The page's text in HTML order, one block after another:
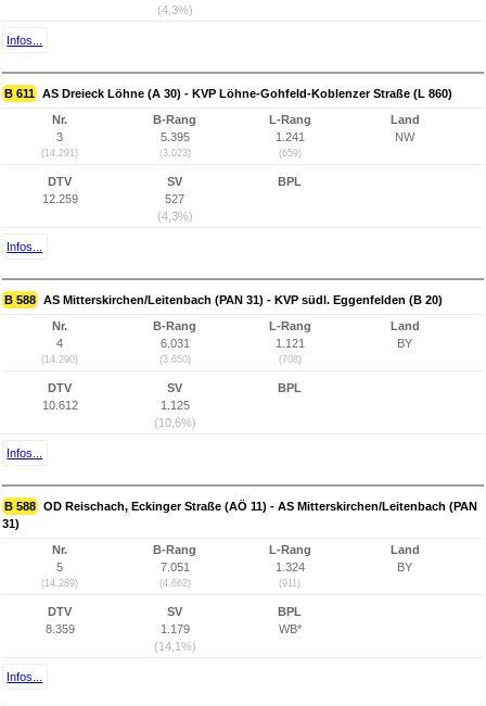
(4,3%)
Infos...
B 611 AS Dreieck Löhne (A 30) - KVP Löhne-Gohfeld-Koblenzer Straße (L 860)
Nr.
3
(14.291)
B-Rang
5.395
(3.023)
L-Rang
1.241
(659)
Land
NW
DTV
12.259
SV
527
(4,3%)
BPL
Infos...
B 588 AS Mitterskirchen/Leitenbach (PAN 31) - KVP südl. Eggenfelden (B 20)
Nr.
4
(14.290)
B-Rang
6.031
(3.650)
L-Rang
1.121
(708)
Land
BY
DTV
10.612
SV
1.125
(10,6%)
BPL
Infos...
B 588 OD Reischach, Eckinger Straße (AÖ 11) - AS Mitterskirchen/Leitenbach (PAN
31)
Nr.
5
(14.289)
B-Rang
7.051
(4.662)
L-Rang
1.324
(911)
Land
BY
DTV
8.359
SV
1.179
(14,1%)
BPL
WB*
Infos...